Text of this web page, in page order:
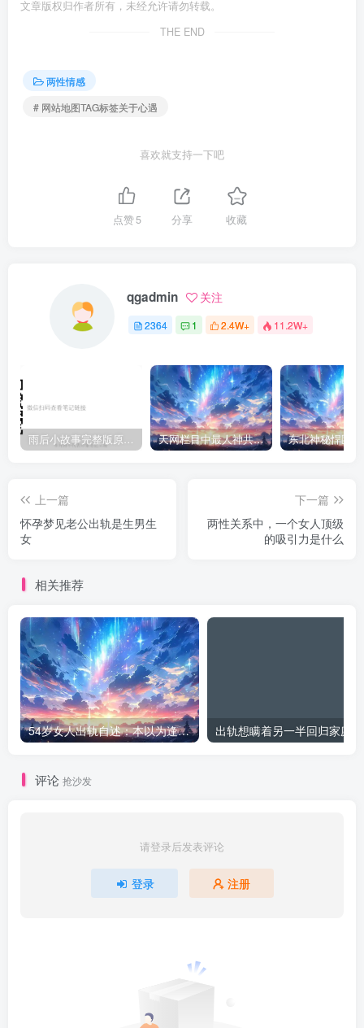
文章版权归作者所有，未经允许请勿转载。
THE END
两性情感
# 网站地图TAG标签关于心遇
喜欢就支持一下吧
点赞5 分享 收藏
qgadmin 关注
2364 1 2.4W+ 11.2W+
雨后小故事完整版原片动态图（图+文字解说版） 天网栏目中最人神共愤的一期《消失的夫妻》
上一篇
怀孕梦见老公出轨是生男生
女
下一篇
两性关系中，一个女人顶级
的吸引力是什么
相关推荐
54岁女人出轨自述：本以为逢场作戏
评论 抢沙发
请登录后发表评论
登录 注册